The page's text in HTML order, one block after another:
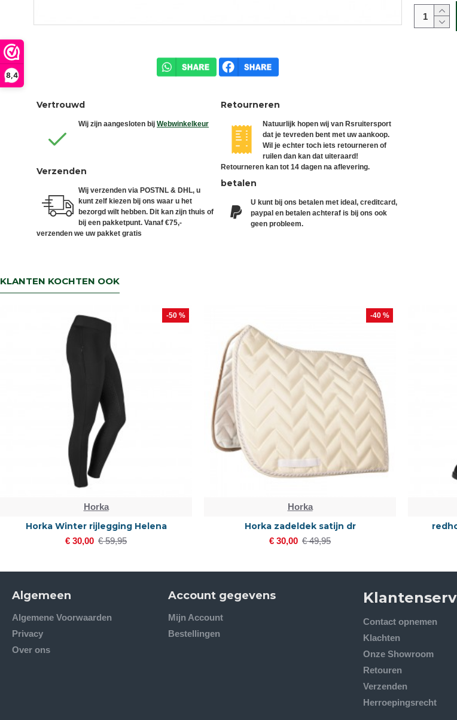
8,4
Vertrouwd
Wij zijn aangesloten bij Webwinkelkeur
Verzenden
Wij verzenden via POSTNL & DHL, u
kunt zelf kiezen bij ons waar u het
bezorgd wilt hebben. Dit kan zijn thuis of
bij een pakketpunt. Vanaf €75,-
verzenden we uw pakket gratis
Retourneren
Natuurlijk hopen wij van Rsruitersport
dat je tevreden bent met uw aankoop.
Wil je echter toch iets retourneren of
ruilen dan kan dat uiteraard!
Retourneren kan tot 14 dagen na aflevering.
betalen
U kunt bij ons betalen met ideal, creditcard,
paypal en betalen achteraf is bij ons ook
geen probleem.
KLANTEN KOCHTEN OOK
-50 %
Horka
Horka Winter rijlegging Helena
€ 30,00 € 59,95
-40 %
Horka
Horka zadeldek satijn dr
€ 30,00 € 49,95
Algemeen
Algemene Voorwaarden
Privacy
Over ons
Account gegevens
Mijn Account
Bestellingen
Contact opnemen
Klachten
Onze Showroom
Retouren
Verzenden
Herroepingsrecht